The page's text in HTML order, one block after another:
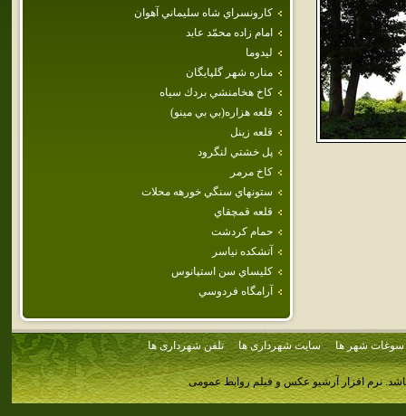
كارونسراي‌ شاه‌ سليماني‌ آهوان‌
امام‌ زاده‌ محمّد عابد
ليدوما
مناره شهر گلپايگان
كاخ هخامنشي بردك سياه
قلعه هزاره(بي بي مينو)
قلعه زينل
پل خشتي لنگرود
كاخ مرمر
ستونهاي سنگي خورهه محلات
قلعه قمچقاي
حمام كردشت
آتشكده نياسر
كليساي سن استپانوس
آرامگاه فردوسي
سوغات شهر ها سایت شهرداری ها تلفن شهرداری ها
نرم افزار آرشیو عکس و فیلم روابط عمومی